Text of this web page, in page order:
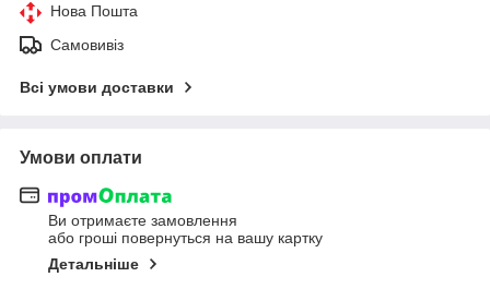
Нова Пошта
Самовивіз
Всі умови доставки
Умови оплати
Ви отримаєте замовлення
або гроші повернуться на вашу картку
Детальніше